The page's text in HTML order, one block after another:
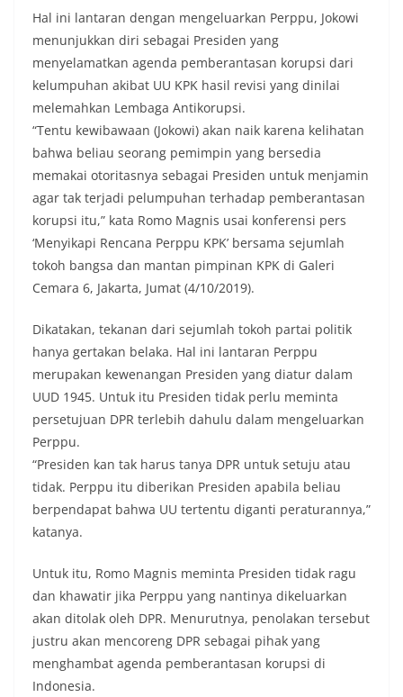
Hal ini lantaran dengan mengeluarkan Perppu, Jokowi
menunjukkan diri sebagai Presiden yang
menyelamatkan agenda pemberantasan korupsi dari
kelumpuhan akibat UU KPK hasil revisi yang dinilai
melemahkan Lembaga Antikorupsi.
“Tentu kewibawaan (Jokowi) akan naik karena kelihatan
bahwa beliau seorang pemimpin yang bersedia
memakai otoritasnya sebagai Presiden untuk menjamin
agar tak terjadi pelumpuhan terhadap pemberantasan
korupsi itu,” kata Romo Magnis usai konferensi pers
‘Menyikapi Rencana Perppu KPK’ bersama sejumlah
tokoh bangsa dan mantan pimpinan KPK di Galeri
Cemara 6, Jakarta, Jumat (4/10/2019).
Dikatakan, tekanan dari sejumlah tokoh partai politik
hanya gertakan belaka. Hal ini lantaran Perppu
merupakan kewenangan Presiden yang diatur dalam
UUD 1945. Untuk itu Presiden tidak perlu meminta
persetujuan DPR terlebih dahulu dalam mengeluarkan
Perppu.
“Presiden kan tak harus tanya DPR untuk setuju atau
tidak. Perppu itu diberikan Presiden apabila beliau
berpendapat bahwa UU tertentu diganti peraturannya,”
katanya.
Untuk itu, Romo Magnis meminta Presiden tidak ragu
dan khawatir jika Perppu yang nantinya dikeluarkan
akan ditolak oleh DPR. Menurutnya, penolakan tersebut
justru akan mencoreng DPR sebagai pihak yang
menghambat agenda pemberantasan korupsi di
Indonesia.